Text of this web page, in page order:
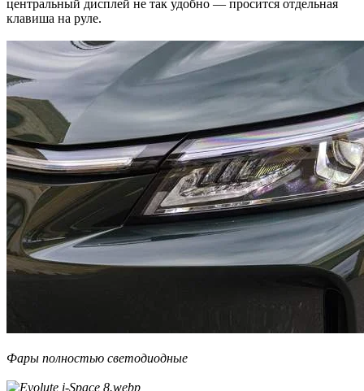
центральный дисплей не так удобно — просится отдельная
клавиша на руле.
Фары полностью светодиодные